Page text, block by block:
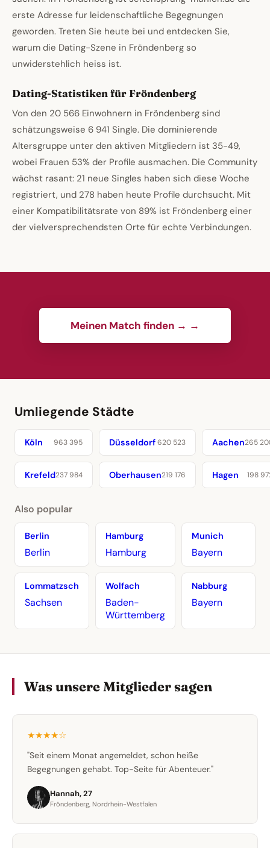
erste Adresse fur leidenschaftliche Begegnungen
geworden. Treten Sie heute bei und entdecken Sie,
warum die Dating-Szene in Fröndenberg so
unwiderstehlich heiss ist.
Dating-Statistiken für Fröndenberg
Von den 20 566 Einwohnern in Fröndenberg sind
schätzungsweise 6 941 Single. Die dominierende
Altersgruppe unter den aktiven Mitgliedern ist 35-49,
wobei Frauen 53% der Profile ausmachen. Die Community
wächst rasant: 21 neue Singles haben sich diese Woche
registriert, und 278 haben heute Profile durchsucht. Mit
einer Kompatibilitätsrate von 89% ist Fröndenberg einer
der vielversprechendsten Orte für echte Verbindungen.
Meinen Match finden → →
Umliegende Städte
Köln 963 395 Düsseldorf620 523 Aachen265
Krefeld237 984 Oberhausen219 176 Hagen 198
Also popular
Berlin
Berlin
Hamburg
Hamburg
Munich
Bayern
Lommatzsch
Sachsen
Wolfach
Baden-
Württemberg
Nabburg
Bayern
Was unsere Mitglieder sagen
★★★★☆
"Seit einem Monat angemeldet, schon heiße
Begegnungen gehabt. Top-Seite für Abenteuer."
Hannah, 27
Fröndenberg, Nordrhein-Westfalen